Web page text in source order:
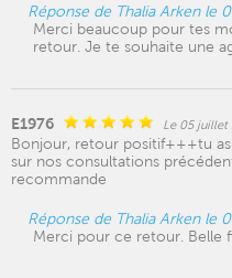
Réponse de Thalia Arken le
Merci beaucoup pour tes
retour. Je te souhaite une
E1976 Le 05 juillet
Bonjour, retour positif+++tu
sur nos consultations
recommande
Réponse de Thalia Arken le
Merci pour ce retour. Belle